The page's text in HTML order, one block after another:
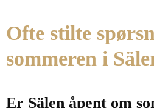
Ofte stilte
sommeren i
Er Sälen åpent om